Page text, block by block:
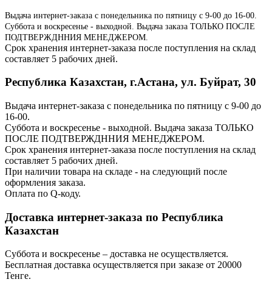
Выдача интернет-заказа с понедельника по пятницу с 9-00 до 16-00.
Суббота и воскресенье - выходной. Выдача заказа ТОЛЬКО ПОСЛЕ
ПОДТВЕРЖДННИЯ МЕНЕДЖЕРОМ.
Срок хранения интернет-заказа после поступления на склад
составляет 5 рабочих дней.
Республика Казахстан, г.Астана, ул. Буйрат, 30
Выдача интернет-заказа с понедельника по пятницу с 9-00 до
16-00.
Суббота и воскресенье - выходной. Выдача заказа ТОЛЬКО
ПОСЛЕ ПОДТВЕРЖДННИЯ МЕНЕДЖЕРОМ.
Срок хранения интернет-заказа после поступления на склад
составляет 5 рабочих дней.
При наличии товара на складе - на следующий после
оформления заказа.
Оплата по Q-коду.
Доставка интернет-заказа по Республика
Казахстан
Суббота и воскресенье – доставка не осуществляется.
Бесплатная доставка осуществляется при заказе от 20000
Тенге.